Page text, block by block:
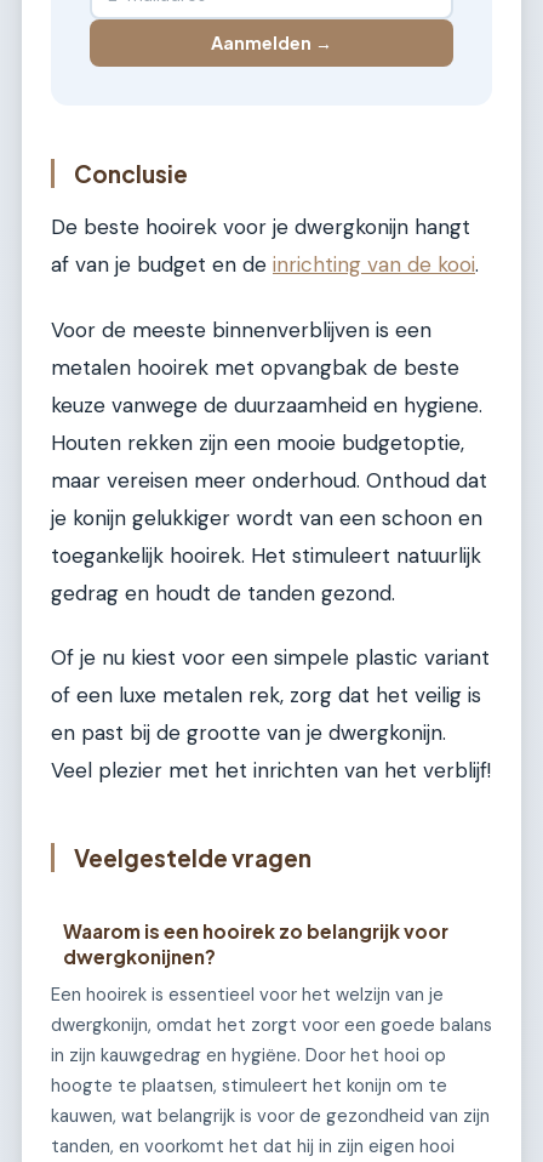
Aanmelden →
Conclusie
De beste hooirek voor je dwergkonijn hangt
af van je budget en de inrichting van de kooi.
Voor de meeste binnenverblijven is een
metalen hooirek met opvangbak de beste
keuze vanwege de duurzaamheid en hygiene.
Houten rekken zijn een mooie budgetoptie,
maar vereisen meer onderhoud. Onthoud dat
je konijn gelukkiger wordt van een schoon en
toegankelijk hooirek. Het stimuleert natuurlijk
gedrag en houdt de tanden gezond.
Of je nu kiest voor een simpele plastic variant
of een luxe metalen rek, zorg dat het veilig is
en past bij de grootte van je dwergkonijn.
Veel plezier met het inrichten van het verblijf!
Veelgestelde vragen
Waarom is een hooirek zo belangrijk voor
dwergkonijnen?
Een hooirek is essentieel voor het welzijn van je
dwergkonijn, omdat het zorgt voor een goede balans
in zijn kauwgedrag en hygiëne. Door het hooi op
hoogte te plaatsen, stimuleert het konijn om te
kauwen, wat belangrijk is voor de gezondheid van zijn
tanden, en voorkomt het dat hij in zijn eigen hooi